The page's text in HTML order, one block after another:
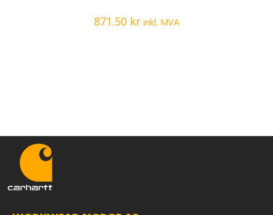
871.50 kr inkl. MVA